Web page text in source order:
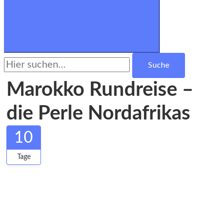
Suche
nach:
Marokko Rundreise –
die Perle Nordafrikas
10
Tage